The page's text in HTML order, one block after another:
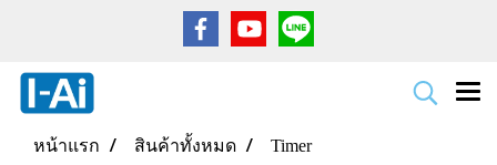
หน้าแรก สินค้าทั้งหมด
Timer